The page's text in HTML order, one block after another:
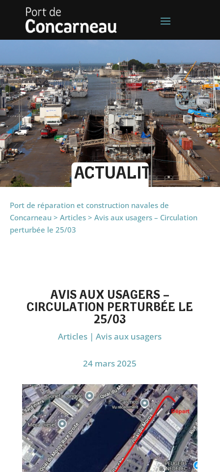
ACTUALITÉS
Port de réparation et construction navales de
Concarneau > Articles > Avis aux usagers – Circulation
perturbée le 25/03
AVIS AUX USAGERS –
CIRCULATION PERTURBÉE LE
25/03
Articles |Avis aux usagers
24 mars 2025